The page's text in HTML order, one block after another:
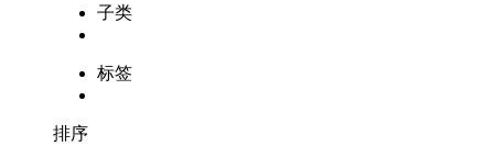
子类
标签
排序